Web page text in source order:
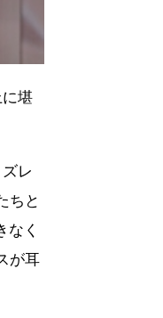
堪
レ
ちと
なく
が耳